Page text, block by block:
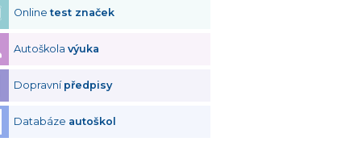
Onlinetest značek
Autoškolavýuka
Dopravní předpisy
Databáze autoškol